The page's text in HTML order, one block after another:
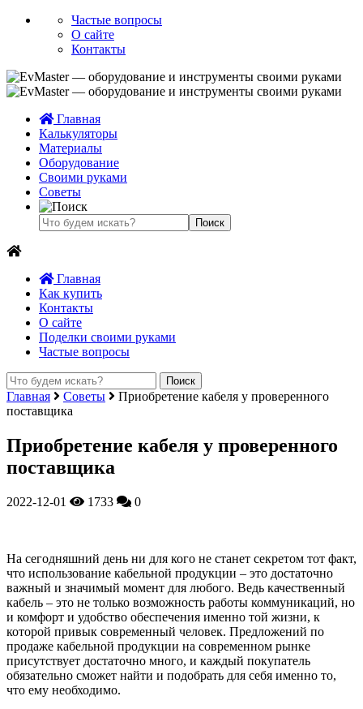
Частые вопросы
О сайте
Контакты
Главная
Калькуляторы
Материалы
Оборудование
Своими руками
Советы
Главная
Как купить
Контакты
О сайте
Поделки своими руками
Частые вопросы
Главная Советы
Приобретение кабеля у проверенного
поставщика
Приобретение кабеля у проверенного
поставщика
2022-12-01 1733 0
На сегодняшний день ни для кого не станет секретом тот факт,
что использование кабельной продукции – это достаточно
важный и значимый момент для любого. Ведь качественный
кабель – это не только возможность работы коммуникаций, но
и комфорт и удобство обеспечения именно той жизни, к
которой привык современный человек. Предложений по
продаже кабельной продукции на современном рынке
присутствует достаточно много, и каждый покупатель
обязательно сможет найти и подобрать для себя именно то,
что ему необходимо.